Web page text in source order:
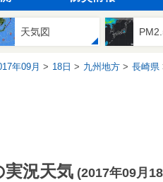
天気図
年09月 18日 九州地方 長崎県
実況天気 (2017年09月